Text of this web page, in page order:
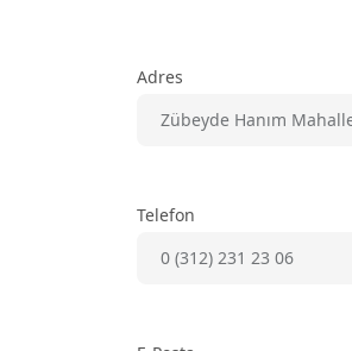
Adres
Zübeyde Hanım
Telefon
0 (312) 231 23 06